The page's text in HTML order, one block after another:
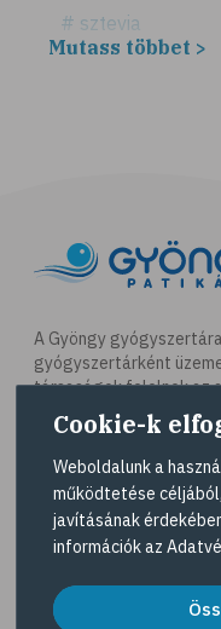
# sztevia
# fogadalom
# célkitűzés
# étkezési napló
# hal
# egészséges
# omega-3
# A-vitamin
# ásványi
# ízületi fájdalom
Mutass többet >
A Gyöngy
gyógyszertárként
társaságok felelnek az
működésért. A Gyöngy
elérhetőségeit a
tekintheti meg.
Navigáció
Cookie-k
Weboldalunk a
működtetése
javításának
információk az